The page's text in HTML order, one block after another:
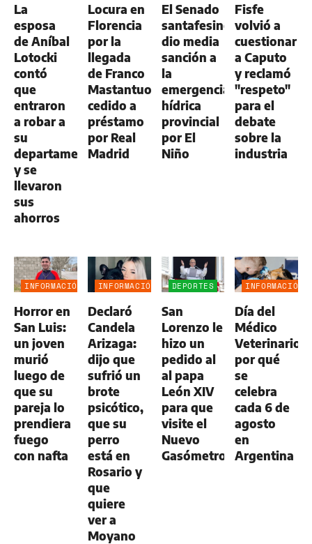
La
esposa
de Aníbal
Lotocki
contó
que
entraron
a robar a
su
departamento
y se
llevaron
sus
ahorros
Locura en
Florencia
por la
llegada
de Franco
Mastantuono,
cedido a
préstamo
por Real
Madrid
El Senado
santafesino
dio media
sanción a
la
emergencia
hídrica
provincial
por El
Niño
Fisfe
volvió a
cuestionar
a Caputo
y reclamó
"respeto"
para el
debate
sobre la
industria
INFORMACIÓN
Horror en
San Luis:
un joven
murió
luego de
que su
pareja lo
prendiera
fuego
con nafta
INFORMACIÓN
Declaró
Candela
Arizaga:
dijo que
sufrió un
brote
psicótico,
que su
perro
está en
Rosario y
que
quiere
ver a
Moyano
DEPORTES
San
Lorenzo le
hizo un
pedido al
al papa
León XIV
para que
visite el
Nuevo
Gasómetro
INFORMACIÓN
Día del
Médico
Veterinario:
por qué
se
celebra
cada 6 de
agosto
en
Argentina